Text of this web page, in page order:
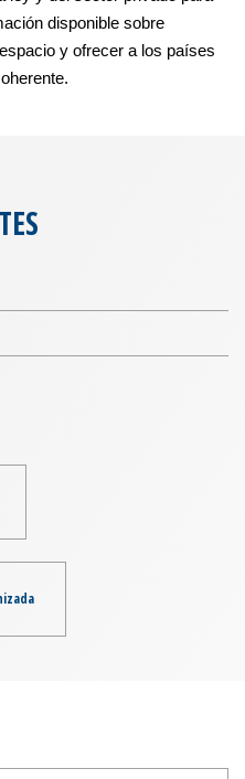
disponible sobre
y ofrecer a los países